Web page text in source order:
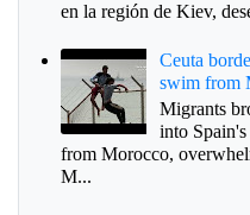
en la región de Kiev,
Ceuta
swim from
Migrants
into
from Morocco,
M...